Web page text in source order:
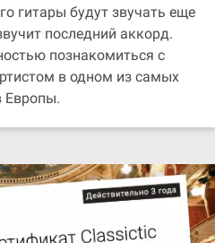
гитары будут звучать еще
последний аккорд.
познакомиться с
в одном из самых
Европы.